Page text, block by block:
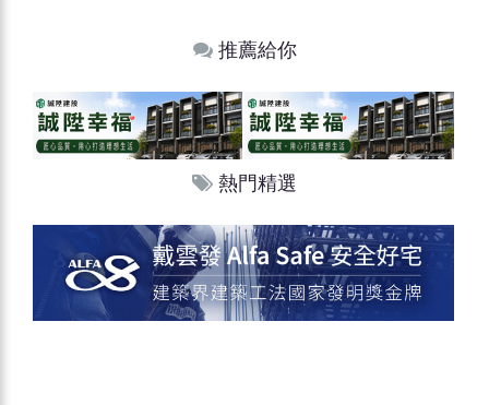
推薦給你
熱門精選